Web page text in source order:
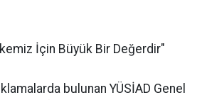
İçin Büyük Bir Değerdir"
bulunan YÜSİAD Genel